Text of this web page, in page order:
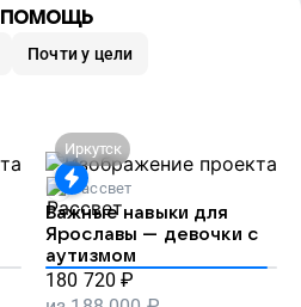
Почти у цели
Иркутск
Рассвет
Важные навыки для
Ярославы — девочки с
аутизмом
180 720 ₽